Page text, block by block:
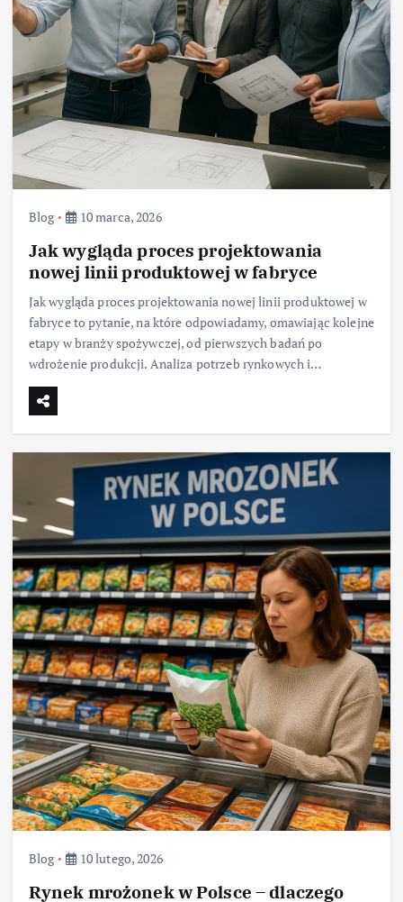
Blog 10 marca, 2026
Jak wygląda proces projektowania
nowej linii produktowej w fabryce
Jak wygląda proces projektowania nowej linii produktowej w
fabryce to pytanie, na które odpowiadamy, omawiając kolejne
etapy w branży spożywczej, od pierwszych badań po
wdrożenie produkcji. Analiza potrzeb rynkowych i…
Blog 10 lutego, 2026
Rynek mrożonek w Polsce – dlaczego